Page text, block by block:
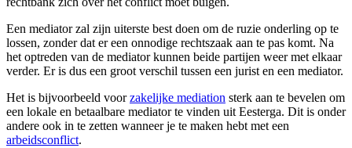
Een mediator zal zijn uiterste best doen om de ruzie onderling op te
lossen, zonder dat er een onnodige rechtszaak aan te pas komt. Na
het optreden van de mediator kunnen beide partijen weer met elkaar
verder. Er is dus een groot verschil tussen een jurist en een mediator.
Het is bijvoorbeeld voorzakelijke mediation sterk aan te bevelen om
een lokale en betaalbare mediator te vinden uit Eesterga. Dit is onder
andere ook in te zetten wanneer je te maken hebt met een
arbeidsconflict.